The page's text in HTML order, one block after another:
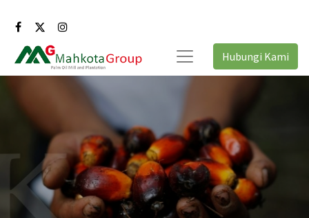
Hubungi Kami